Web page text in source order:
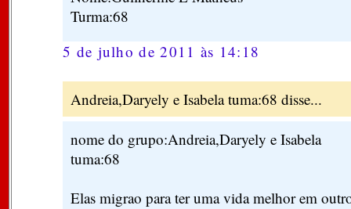
Turma:68
5 de julho de 2011 às 14:18
Andreia,Daryely e Isabela tuma:68 disse...
nome do grupo:Andreia,Daryely e Isabela
tuma:68
Elas migrao para ter uma vida melhor em